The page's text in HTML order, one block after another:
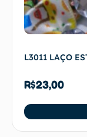
L3011 LAÇO
R$23,00